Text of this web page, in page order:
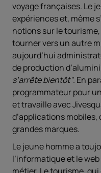
voyage françaises. Le
expériences et, même
notions sur le
tourner vers un autre
aujourd’hui
de production
s’arrête bientôt". En
programmateur pour
et travaille avec
d’applications
grandes marques.
Le jeune homme a
l’informatique et le